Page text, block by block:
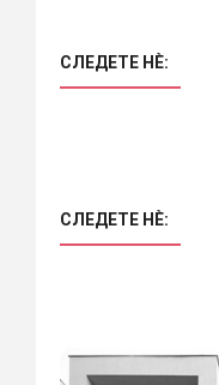
СЛЕДЕТЕ НÈ:
СЛЕДЕТЕ НÈ: